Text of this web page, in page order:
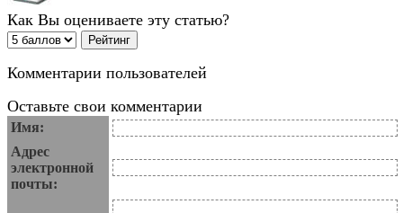
Как Вы оцениваете эту статью?
Комментарии пользователей
Оставьте свои комментарии
Имя:
Адрес
электронной
почты: